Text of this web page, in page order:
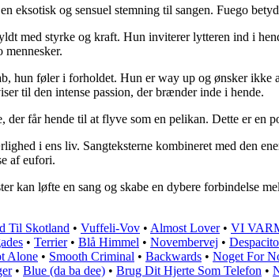
eksotisk og sensuel stemning til sangen. Fuego
med styrke og kraft. Hun inviterer lytteren ind i
mennesker.
hun føler i forholdet. Hun er way up og ønsker
til den intense passion, der brænder inde i hende.
får hende til at flyve som en pelikan. Dette er en
i ens liv. Sangteksterne kombineret med den
af eufori.
kan løfte en sang og skabe en dybere forbindelse
Til Skotland • Vuffeli-Vov • Almost Lover• VI
• Terrier• Blå Himmel • Novembervej • Despacito
Alone • Smooth Criminal • Backwards • Noget For
• Blue (da ba dee) • Brug Dit Hjerte Som Telefon •